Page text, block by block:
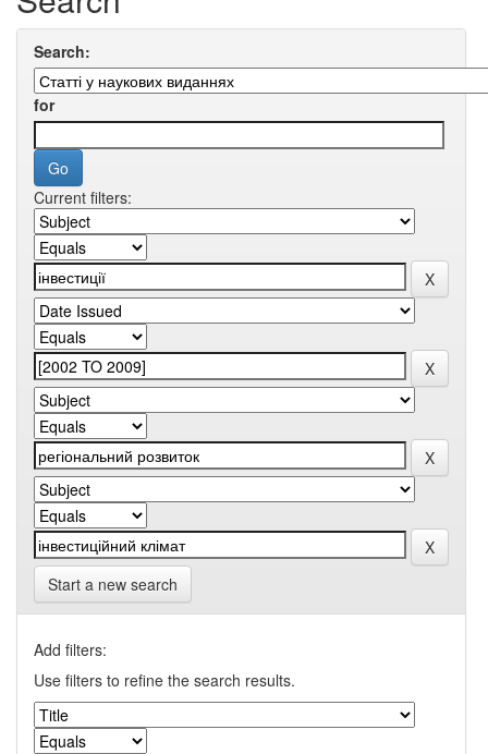
Search:
for
Current filters:
Start a new search
Add filters:
Use filters to refine the search results.